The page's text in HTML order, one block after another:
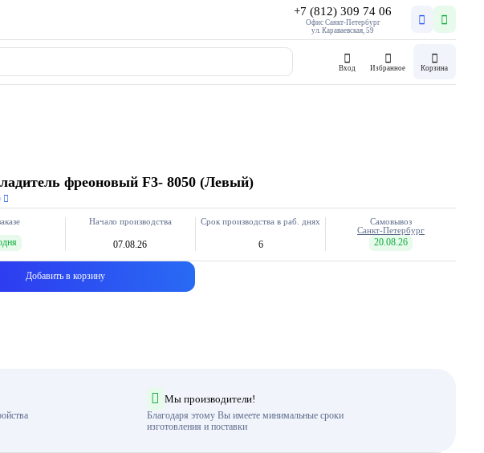
+7 (812) 309 74 06
Офис Санкт-Петербург
ул. Караваевская, 59
Вход Избранное Корзина
фреоновый F3- 8050 (Левый)
Начало производства
07.08.26
Срок производства в раб. днях
6
Самовывоз
Санкт-Петербург
20.08.26
Добавить в корзину
Мы производители!
Благодаря этому Вы имеете минимальные сроки
изготовления и поставки